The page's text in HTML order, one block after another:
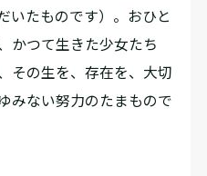
いたものです）。おひと
かつて生きた少女たち
その生を、存在を、大切
みない努力のたまもので